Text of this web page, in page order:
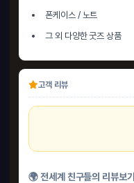
폰케이스 / 노트
그 외 다양한 굿즈 상품
고객 리뷰
🌍 전세계 친구들의 리뷰보기